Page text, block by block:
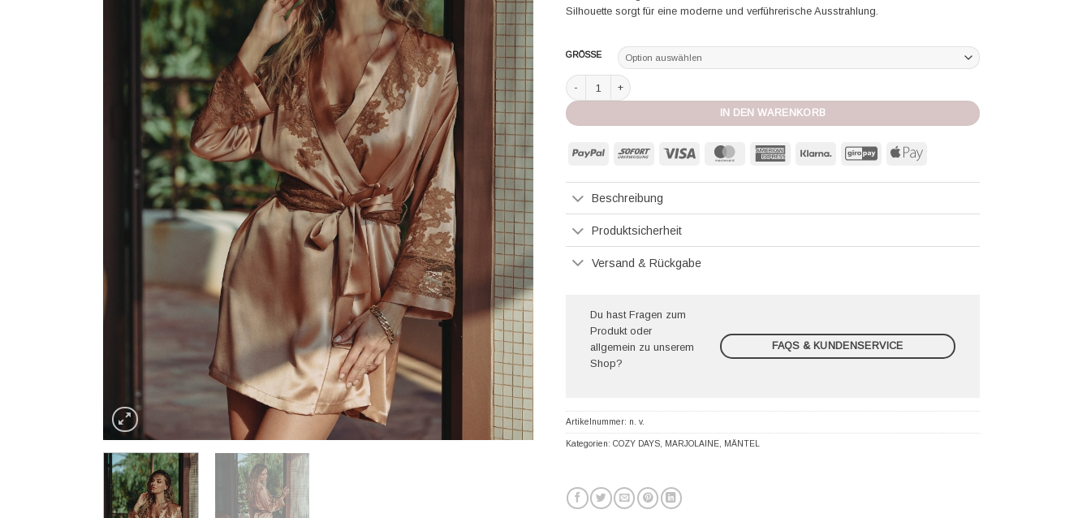
Silhouette sorgt für eine moderne und verführerische Ausstrahlung.
GRÖSSE
Marjolaine Mantel Kimono Camelia beige/cannelle Menge
IN DEN WARENKORB
PayPal Sofort Visa MasterCard American
Klarna GiroPay Apple
Beschreibung
Produktsicherheit
Versand & Rückgabe
Du hast Fragen zum
Produkt oder
allgemein zu unserem
Shop?
FAQS & KUNDENSERVICE
Artikelnummer: n. v.
Kategorien: COZY DAYS MARJOLAINE MÄNTEL